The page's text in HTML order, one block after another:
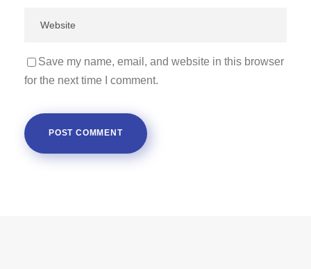
Save my name, email, and website in this browser
for the next time I comment.